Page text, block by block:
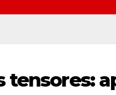
tensores: